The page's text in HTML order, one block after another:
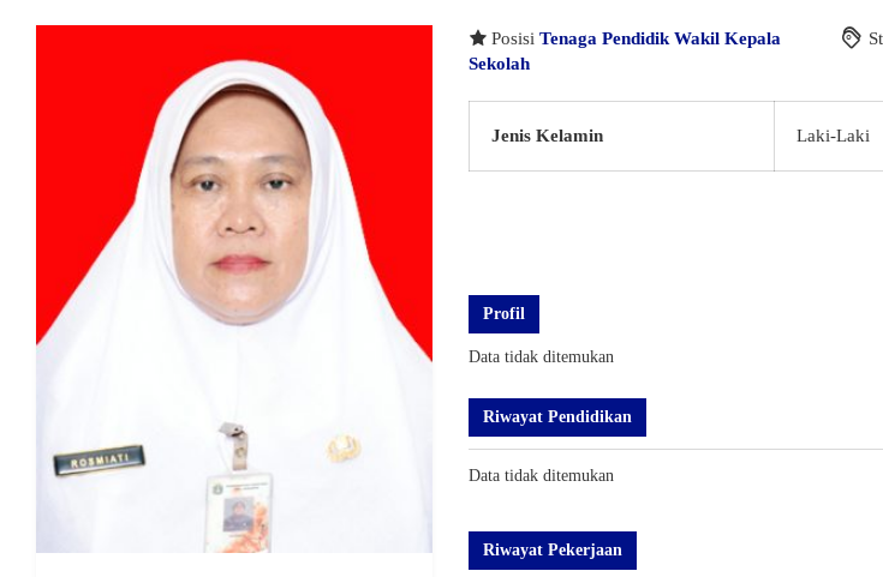
Posisi Tenaga Pendidik Wakil Kepala
Sekolah
Jenis Kelamin Laki-Laki
Profil
Data tidak ditemukan
Riwayat Pendidikan
Data tidak ditemukan
Riwayat Pekerjaan